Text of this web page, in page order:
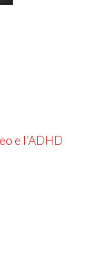
e l’ADHD